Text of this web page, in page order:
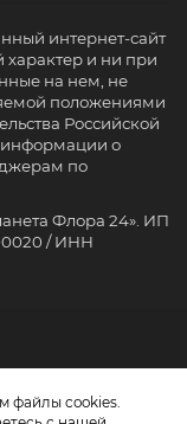
файлы cookies.
интернет-сайт
и ни при
на нем, не
положениями
Российской
о
по
Флора 24». ИП
/ ИНН